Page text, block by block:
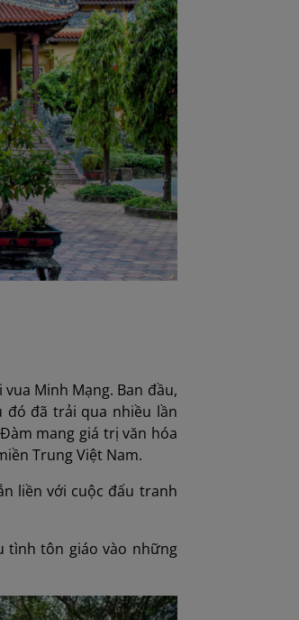
Minh Mạng. Ban đầu,
đó đã trải qua nhiều lần
mang giá trị văn hóa
Trung Việt Nam.
liền với cuộc đấu tranh
tình tôn giáo vào những